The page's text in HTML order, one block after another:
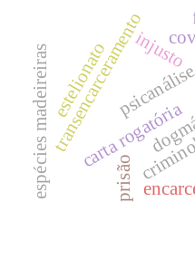
psicanálise
injusto
transencarceramento
espécies madeireiras carta rogatória
estelionato
prisão